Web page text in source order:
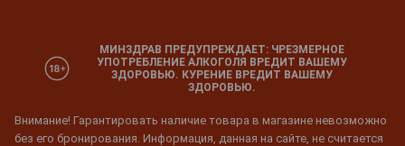
МИНЗДРАВ ПРЕДУПРЕЖДАЕТ: ЧРЕЗМЕРНОЕ
УПОТРЕБЛЕНИЕ АЛКОГОЛЯ ВРЕДИТ ВАШЕМУ
ЗДОРОВЬЮ. КУРЕНИЕ ВРЕДИТ ВАШЕМУ
ЗДОРОВЬЮ.
Внимание! Гарантировать наличие товара в магазине невозможно
без его бронирования. Информация, данная на сайте, не считается